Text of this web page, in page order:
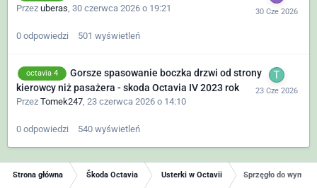
Przez uberas, 30 czerwca 2026 o 19:21
0 odpowiedzi 501 wyświetleń
octavia 4
Gorsze spasowanie boczka drzwi od strony
kierowcy niż pasażera - skoda Octavia IV 2023 rok
Przez Tomek247, 23 czerwca 2026 o 14:10
0 odpowiedzi 540 wyświetleń
Strona główna Škoda Octavia Usterki w Octavii Sprzęgło do